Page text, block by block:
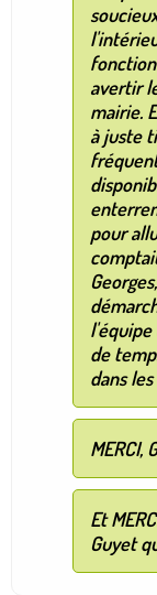
avertir
mairie.
à juste
pour
l'équipe
de
dans
MERCI,
Et
Guyet